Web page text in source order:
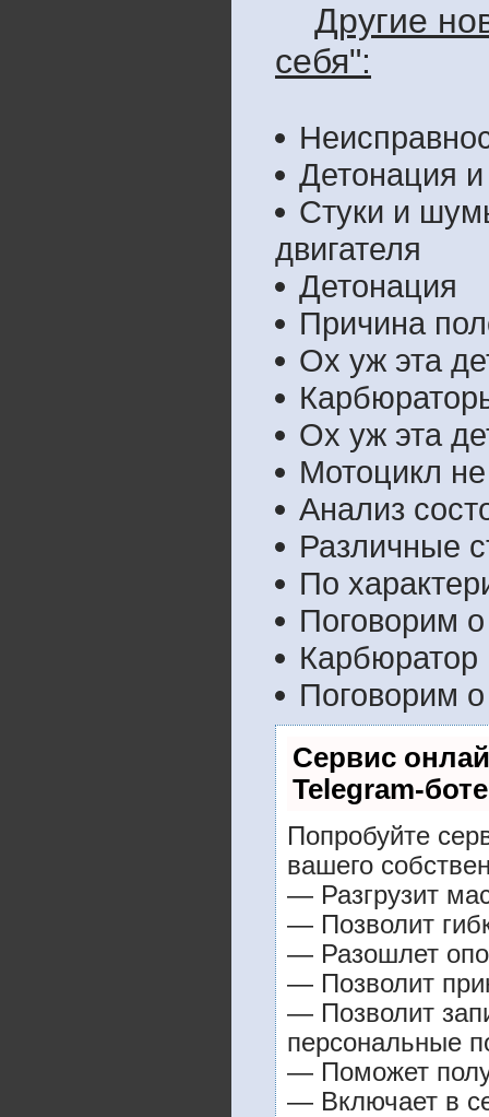
Другие
себя":
Детонация
Cтуки и
двигателя
Детонация
Причина
Ох уж эта
Ох уж эта
Мотоцикл
Анализ
Различные
По
Поговорим
Карбюратор
Поговорим
Сервис
Telegram-боте
Попробуйте
вашего
— Разгрузит
— Позволит
— Разошлет
— Позволит
— Позволит
персональные
— Поможет
— Включает в